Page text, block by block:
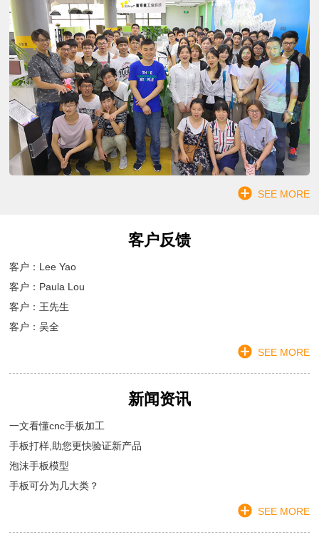
SEE MORE
客户反馈
客户：Lee Yao
客户：Paula Lou
客户：王先生
客户：吴全
SEE MORE
新闻资讯
一文看懂cnc手板加工
手板打样,助您更快验证新产品
泡沫手板模型
手板可分为几大类？
SEE MORE